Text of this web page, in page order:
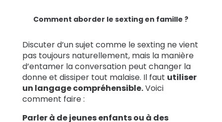
Comment aborder le sexting en famille ?
Discuter d’un sujet comme le sexting ne vient
pas toujours naturellement, mais la manière
d’entamer la conversation peut changer la
donne et dissiper tout malaise. Il faut utiliser
un langage compréhensible.Voici
comment faire :
Parler à de jeunes enfants ou à des